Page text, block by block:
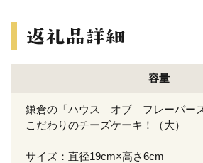
容量
鎌倉の「ハウス オブ フレーバーズ
こだわりのチーズケーキ！（大）
サイズ：直径19cm×高さ6cm